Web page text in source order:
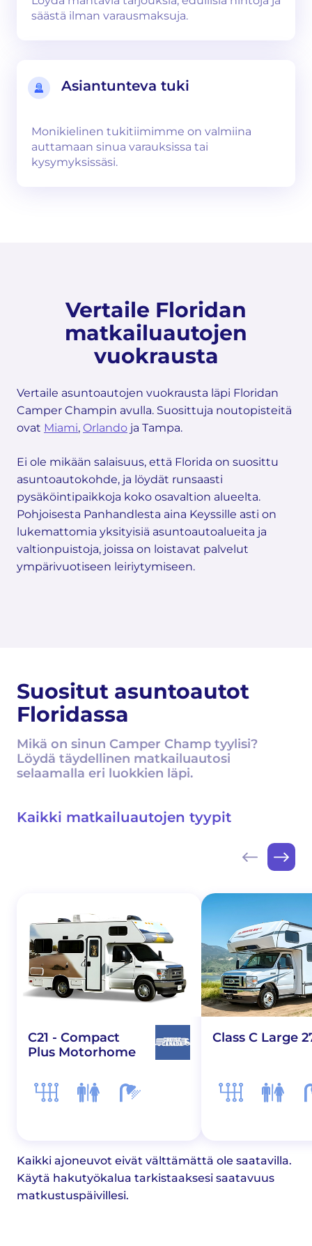
säästä ilman varausmaksuja.
Asiantunteva tuki
Monikielinen tukitiimimme on valmiina
auttamaan sinua varauksissa tai
kysymyksissäsi.
Vertaile Floridan
matkailuautojen
vuokrausta
Vertaile asuntoautojen vuokrausta läpi Floridan
Camper Champin avulla. Suosittuja noutopisteitä
ovat Miami, Orlando ja Tampa.
Ei ole mikään salaisuus, että Florida on suosittu
asuntoautokohde, ja löydät runsaasti
pysäköintipaikkoja koko osavaltion alueelta.
Pohjoisesta Panhandlesta aina Keyssille asti on
lukemattomia yksityisiä asuntoautoalueita ja
valtionpuistoja, joissa on loistavat palvelut
ympärivuotiseen leiriytymiseen.
Suositut asuntoautot
Floridassa
Mikä on sinun Camper Champ tyylisi?
Löydä täydellinen matkailuautosi
selaamalla eri luokkien läpi.
Kaikki matkailuautojen tyypit
C21 - Compact
Plus Motorhome
Class C Large
Kaikki ajoneuvot eivät välttämättä ole saatavilla.
Käytä hakutyökalua tarkistaaksesi saatavuus
matkustuspäivillesi.